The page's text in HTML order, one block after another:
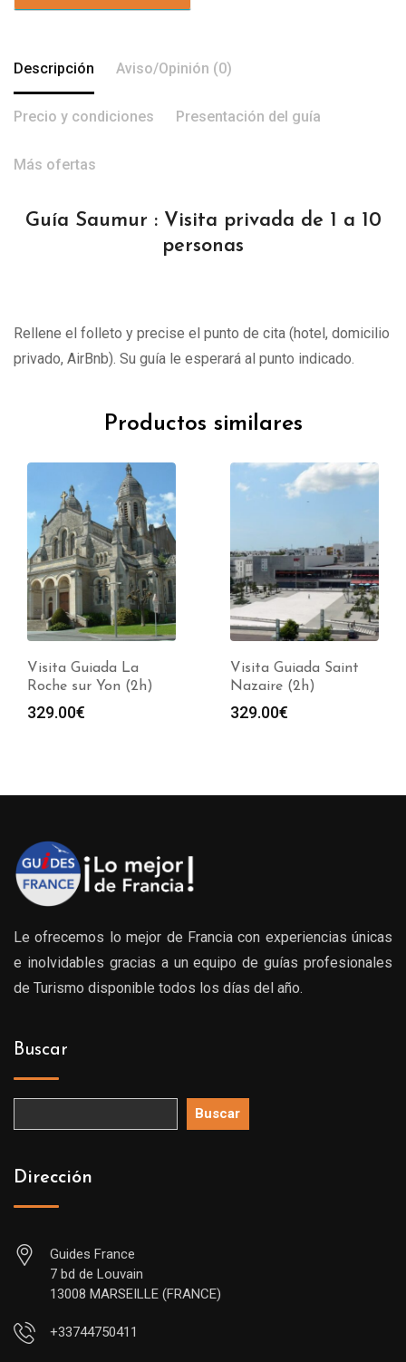
Descripción Aviso/Opinión (0)
Precio y condiciones Presentación del guía
Más ofertas
Guía Saumur : Visita privada de 1 a 10
personas
Rellene el folleto y precise el punto de cita (hotel, domicilio
privado, AirBnb). Su guía le esperará al punto indicado.
Productos similares
Visita Guiada La
Roche sur Yon (2h)
329.00€
Visita Guiada Saint
Nazaire (2h)
329.00€
Le ofrecemos lo mejor de Francia con experiencias únicas
e inolvidables gracias a un equipo de guías profesionales
de Turismo disponible todos los días del año.
Buscar
Buscar
Dirección
Guides France
7 bd de Louvain
13008 MARSEILLE (FRANCE)
+33744750411